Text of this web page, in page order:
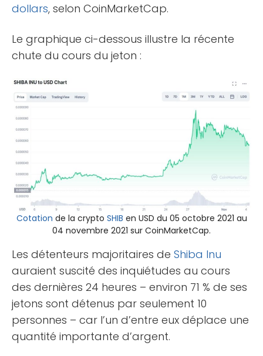
dollars, selon CoinMarketCap.
Le graphique ci-dessous illustre la récente
chute du cours du jeton :
Cotation de la crypto SHIB en USD du 05 octobre 2021 au
04 novembre 2021 sur CoinMarketCap.
Les détenteurs majoritaires de Shiba Inu
auraient suscité des inquiétudes au cours
des dernières 24 heures – environ 71 % de ses
jetons sont détenus par seulement 10
personnes – car l’un d’entre eux déplace une
quantité importante d’argent.